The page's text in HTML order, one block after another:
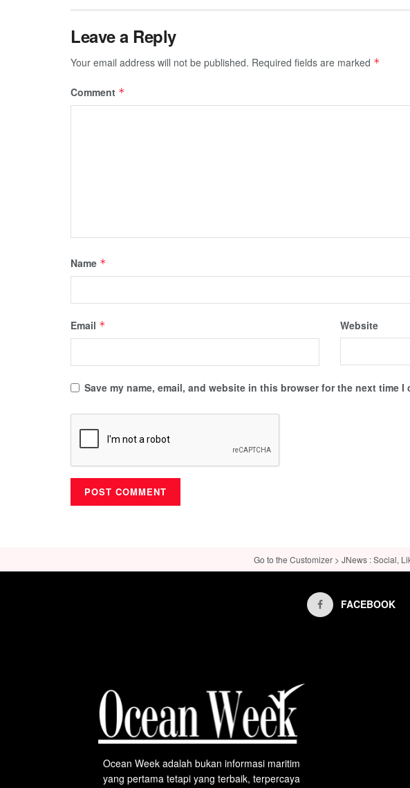
Leave a Reply
Your email address will not be published. Required fields are marked *
Comment *
Name *
Email * Website
Save my name, email, and website in this browser for the next time I
Go to the Customizer > JNews : Social,
FACEBOOK
Ocean Week adalah bukan informasi maritim
yang pertama tetapi yang terbaik, terpercaya